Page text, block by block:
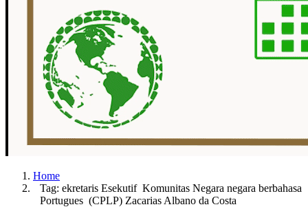
Home
Tag: ekretaris Esekutif Komunitas Negara negara berbahasa
Portugues (CPLP) Zacarias Albano da Costa